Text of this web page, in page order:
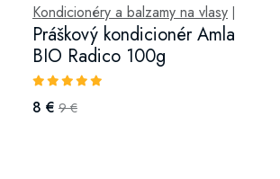
Kondicionéry a balzamy na vlasy|
Práškový kondicionér Amla
BIO Radico 100g
8 € 9 €